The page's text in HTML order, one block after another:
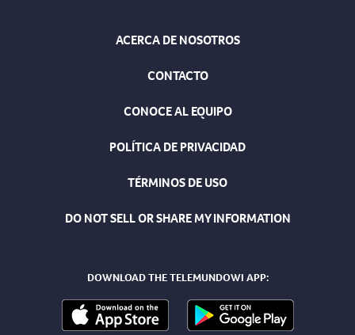
ACERCA DE NOSOTROS
CONTACTO
CONOCE AL EQUIPO
POLÍTICA DE PRIVACIDAD
TÉRMINOS DE USO
DO NOT SELL OR SHARE MY INFORMATION
DOWNLOAD THE TELEMUNDOWI APP: